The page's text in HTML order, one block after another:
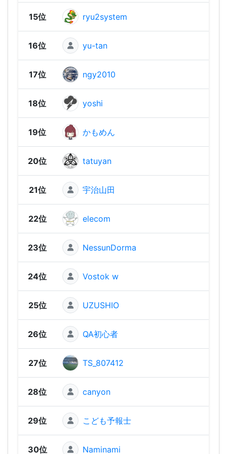
15位 ryu2system
16位 yu-tan
17位 ngy2010
18位 yoshi
19位 かもめん
20位 tatuyan
21位 宇治山田
22位 elecom
23位 NessunDorma
24位 Vostok w
25位 UZUSHIO
26位 QA初心者
27位 TS_807412
28位 canyon
29位 こども予報士
30位 Naminami